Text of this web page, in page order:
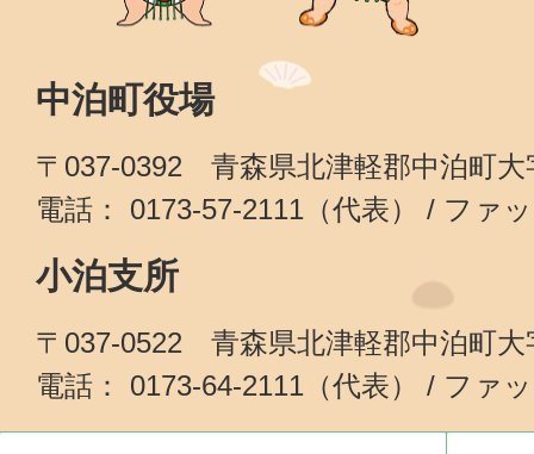
中泊町役場
〒037-0392 青森県北津軽郡中泊町大
電話： 0173-57-2111（代表） / ファ
小泊支所
〒037-0522 青森県北津軽郡中泊町大
電話： 0173-64-2111（代表） / ファ